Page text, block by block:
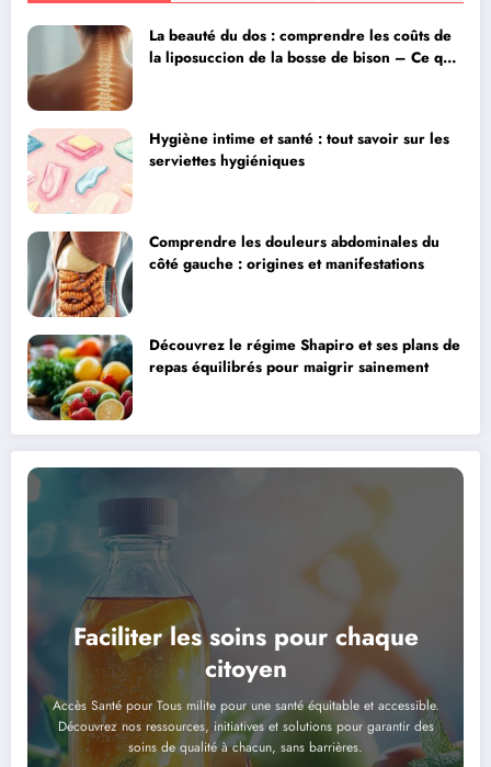
La beauté du dos : comprendre les coûts de
la liposuccion de la bosse de bison – Ce que
Hygiène intime et santé : tout savoir sur les
serviettes hygiéniques
Comprendre les douleurs abdominales du
côté gauche : origines et manifestations
Découvrez le régime Shapiro et ses plans de
repas équilibrés pour maigrir sainement
Faciliter les soins pour chaque
citoyen
Accès Santé pour Tous milite pour une santé équitable et accessible.
Découvrez nos ressources, initiatives et solutions pour garantir des
soins de qualité à chacun, sans barrières.